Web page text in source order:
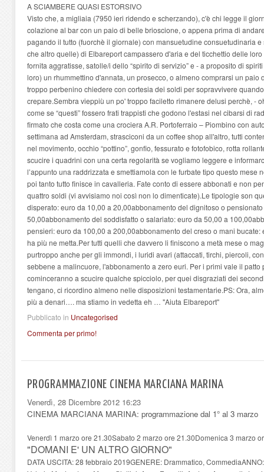
A SCIAMBERE QUASI ESTORSIVO
Visto che, a migliaia (7950 ieri ridendo e scherzando), c'è chi legge il
colazione al bar con un paio di belle brioscione, o appena prima di
pagando il tutto (fuorchè il giornale) con mansuetudine consuetudinaria
che altro quelle) di Elbareport campassero d'aria e del ticchettio delle
fornita aggratisse, satolle/i dello “spirito di servizio” e - a proposito di
loro) un rhummettino d'annata, un prosecco, o almeno comprarsi un paio
troppo perbenino chiedere con cortesia dei soldi per sopravvivere
crepare.Sembra vieppiù un po' troppo faciletto rimanere delusi perchè, -
come se “questi” fossero frati trappisti che godono l'estasi nel cibarsi di
firmato che costa come una crociera A.R. Portoferraio – Piombino con
settimana ad Amsterdam, strasciconi da un coffee shop all'altro, tutti
nel movimento, occhio “pottino”, gonfio, fessurato e fotofobico, rotta
scucire i quadrini con una certa regolarità se vogliamo leggere e
l’appunto una raddrizzata e smettiamola con le furbate tipo questo mese
poi tanto tutto finisce in cavalleria. Fate conto di essere abbonati e non
quattro soldi (vi avvisiamo noi così non lo dimenticate).Le tipologie son
disperato: euro da 10,00 a 20,00abbonamento del dignitoso o
50,00abbonamento del soddisfatto o salariato: euro da 50,00 a
pensieri: euro da 100,00 a 200,00abbonamento del creso o mani
ha più ne metta.Per tutti quelli che davvero li finiscono a metà mese o
purtroppo anche per gli immondi, i luridi avari (attaccati, tirchi, piercoli,
sebbene a malincuore, l'abbonamento a zero euri. Per i primi vale il
cominceranno a scucire qualche spicciolo, per quei disgraziati dei
tengano, ci ricordino almeno nelle disposizioni testamentarie.PS: Ora,
più a denari…. ma stiamo in vedetta eh … "Aiuta Elbareport"
Pubblicato in Uncategorised
Commenta per primo!
PROGRAMMAZIONE CINEMA MARCIANA MARINA
Venerdì, 28 Dicembre 2012 16:23
CINEMA MARCIANA MARINA: programmazione dal 1° al 3 marzo
Venerdì 1 marzo ore 21.30Sabato 2 marzo ore 21.30Domenica 3 marzo
"DOMANI E' UN ALTRO GIORNO"
DATA USCITA: 28 febbraio 2019GENERE: Drammatico,